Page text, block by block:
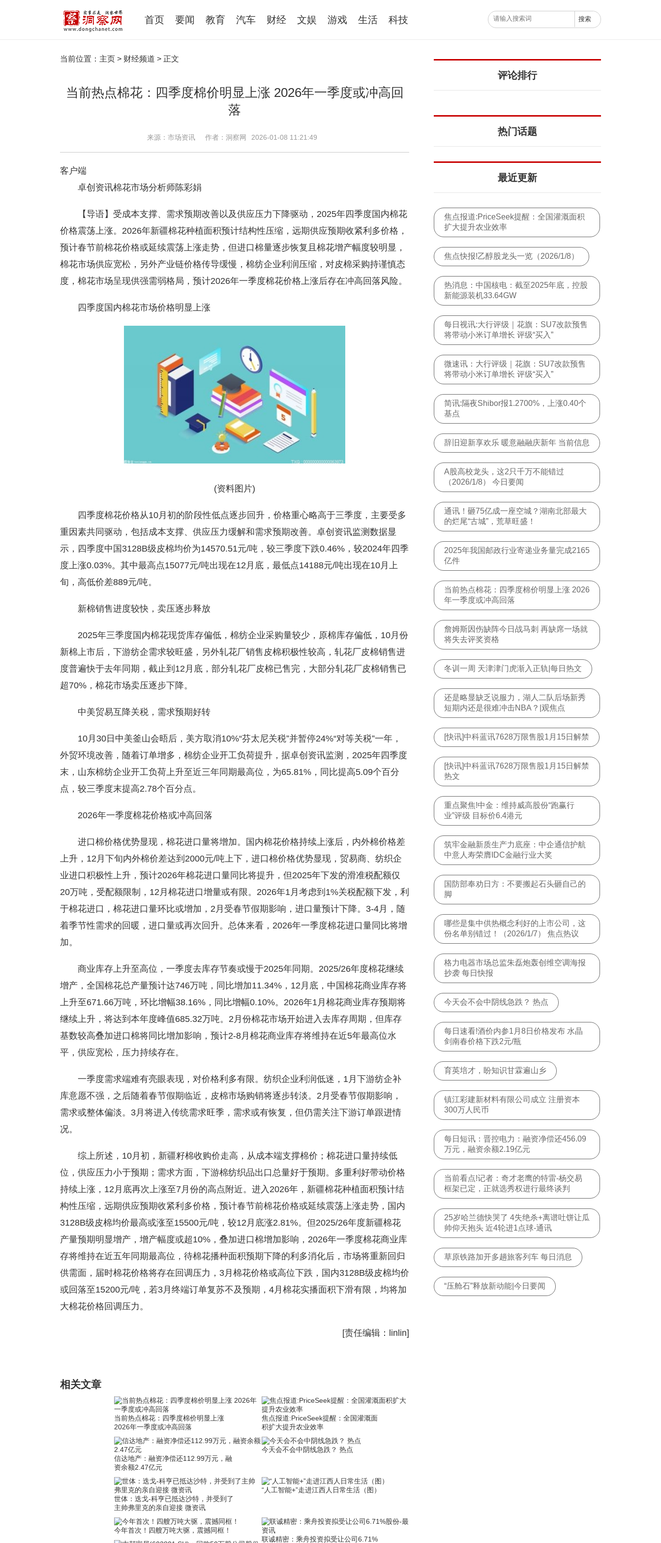
首页 要闻 教育 汽车 财经 文娱 游戏 生活 科技
当前位置： 主页 > 财经频道 > 正文
当前热点棉花：四季度棉价明显上涨 2026年一季度或冲高回
落
来源：市场资讯 作者：洞察网 2026-01-08 11:21:49
客户端
卓创资讯棉花市场分析师陈彩娟
【导语】受成本支撑、需求预期改善以及供应压力下降驱动，2025年四季度国内棉花
价格震荡上涨。2026年新疆棉花种植面积预计结构性压缩，远期供应预期收紧利多价格，
预计春节前棉花价格或延续震荡上涨走势，但进口棉量逐步恢复且棉花增产幅度较明显，
棉花市场供应宽松，另外产业链价格传导缓慢，棉纺企业利润压缩，对皮棉采购持谨慎态
度，棉花市场呈现供强需弱格局，预计2026年一季度棉花价格上涨后存在冲高回落风险。
四季度国内棉花市场价格明显上涨
(资料图片)
四季度棉花价格从10月初的阶段性低点逐步回升，价格重心略高于三季度，主要受多
重因素共同驱动，包括成本支撑、供应压力缓解和需求预期改善。卓创资讯监测数据显
示，四季度中国3128B级皮棉均价为14570.51元/吨，较三季度下跌0.46%，较2024年四季
度上涨0.03%。其中最高点15077元/吨出现在12月底，最低点14188元/吨出现在10月上
旬，高低价差889元/吨。
新棉销售进度较快，卖压逐步释放
2025年三季度国内棉花现货库存偏低，棉纺企业采购量较少，原棉库存偏低，10月份
新棉上市后，下游纺企需求较旺盛，另外轧花厂销售皮棉积极性较高，轧花厂皮棉销售进
度普遍快于去年同期，截止到12月底，部分轧花厂皮棉已售完，大部分轧花厂皮棉销售已
超70%，棉花市场卖压逐步下降。
中美贸易互降关税，需求预期好转
10月30日中美釜山会晤后，美方取消10%“芬太尼关税”并暂停24%“对等关税”一年，
外贸环境改善，随着订单增多，棉纺企业开工负荷提升，据卓创资讯监测，2025年四季度
末，山东棉纺企业开工负荷上升至近三年同期最高位，为65.81%，同比提高5.09个百分
点，较三季度末提高2.78个百分点。
2026年一季度棉花价格或冲高回落
进口棉价格优势显现，棉花进口量将增加。国内棉花价格持续上涨后，内外棉价格差
上升，12月下旬内外棉价差达到2000元/吨上下，进口棉价格优势显现，贸易商、纺织企
业进口积极性上升，预计2026年棉花进口量同比将提升，但2025年下发的滑准税配额仅
20万吨，受配额限制，12月棉花进口增量或有限。2026年1月考虑到1%关税配额下发，利
于棉花进口，棉花进口量环比或增加，2月受春节假期影响，进口量预计下降。3-4月，随
着季节性需求的回暖，进口量或再次回升。总体来看，2026年一季度棉花进口量同比将增
加。
商业库存上升至高位，一季度去库存节奏或慢于2025年同期。2025/26年度棉花继续
增产，全国棉花总产量预计达746万吨，同比增加11.34%，12月底，中国棉花商业库存将
上升至671.66万吨，环比增幅38.16%，同比增幅0.10%。2026年1月棉花商业库存预期将
继续上升，将达到本年度峰值685.32万吨。2月份棉花市场开始进入去库存周期，但库存
基数较高叠加进口棉将同比增加影响，预计2-8月棉花商业库存将维持在近5年最高位水
平，供应宽松，压力持续存在。
一季度需求端难有亮眼表现，对价格利多有限。纺织企业利润低迷，1月下游纺企补
库意愿不强，之后随着春节假期临近，皮棉市场购销将逐步转淡。2月受春节假期影响，
需求或整体偏淡。3月将进入传统需求旺季，需求或有恢复，但仍需关注下游订单跟进情
况。
综上所述，10月初，新疆籽棉收购价走高，从成本端支撑棉价；棉花进口量持续低
位，供应压力小于预期；需求方面，下游棉纺织品出口总量好于预期。多重利好带动价格
持续上涨，12月底再次上涨至7月份的高点附近。进入2026年，新疆棉花种植面积预计结
构性压缩，远期供应预期收紧利多价格，预计春节前棉花价格或延续震荡上涨走势，国内
3128B级皮棉均价最高或涨至15500元/吨，较12月底涨2.81%。但2025/26年度新疆棉花
产量预期明显增产，增产幅度或超10%，叠加进口棉增加影响，2026年一季度棉花商业库
存将维持在近五年同期最高位，待棉花播种面积预期下降的利多消化后，市场将重新回归
供需面，届时棉花价格将存在回调压力，3月棉花价格或高位下跌，国内3128B级皮棉均价
或回落至15200元/吨，若3月终端订单复苏不及预期，4月棉花实播面积下滑有限，均将加
大棉花价格回调压力。
[责任编辑：linlin]
相关文章
焦点报道:PriceSeek提醒：全国灌溉面
积扩大提升农业效率
当前热点棉花：四季度棉价明显上涨
2026年一季度或冲高回落
今天会不会中阴线急跌？ 热点
信达地产：融资净偿还112.99万元，融
资余额2.47亿元
“人工智能+”走进江西人日常生活（图）
世体：迭戈-科亨已抵达沙特，并受到了
主帅弗里克的亲自迎接 微资讯
联诚精密：乘舟投资拟受让公司6.71%
今年首次！四艘万吨大驱，震撼同框！
评论排行
热门话题
最近更新
焦点报道:PriceSeek提醒：全国灌溉面积
扩大提升农业效率
焦点快报!乙醇股龙头一览（2026/1/8）
热消息：中国核电：截至2025年底，控股
新能源装机33.64GW
每日视讯:大行评级｜花旗：SU7改款预售
将带动小米订单增长 评级“买入”
微速讯：大行评级｜花旗：SU7改款预售
将带动小米订单增长 评级“买入”
简讯:隔夜Shibor报1.2700%，上涨0.40个
基点
辞旧迎新享欢乐 暖意融融庆新年 当前信息
A股高校龙头，这2只千万不能错过
（2026/1/8） 今日要闻
通讯！砸75亿成一座空城？湖南北部最大
的烂尾“古城”，荒草旺盛！
2025年我国邮政行业寄递业务量完成2165
亿件
当前热点棉花：四季度棉价明显上涨 2026
年一季度或冲高回落
詹姆斯因伤缺阵今日战马刺 再缺席一场就
将失去评奖资格
冬训一周 天津津门虎渐入正轨|每日热文
还是略显缺乏说服力，湖人二队后场新秀
短期内还是很难冲击NBA？|观焦点
[快讯]中科蓝讯7628万限售股1月15日解禁
[快讯]中科蓝讯7628万限售股1月15日解禁
热文
重点聚焦!中金：维持威高股份“跑赢行
业”评级 目标价6.4港元
筑牢金融新质生产力底座：中企通信护航
中意人寿荣膺IDC金融行业大奖
国防部奉劝日方：不要搬起石头砸自己的
脚
哪些是集中供热概念利好的上市公司，这
份名单别错过！（2026/1/7） 焦点热议
格力电器市场总监朱磊炮轰创维空调海报
抄袭 每日快报
今天会不会中阴线急跌？ 热点
每日速看!酒价内参1月8日价格发布 水晶
剑南春价格下跌2元/瓶
育英培才，盼知识甘霖遍山乡
镇江彩建新材料有限公司成立 注册资本
300万人民币
每日短讯：晋控电力：融资净偿还456.09
万元，融资余额2.19亿元
当前看点!记者：奇才老鹰的特雷-杨交易
框架已定，正就选秀权进行最终谈判
25岁哈兰德快哭了 4失绝杀+离谱吐饼让瓜
帅仰天抱头 近4轮进1点球-通讯
草原铁路加开多趟旅客列车 每日消息
“压舱石”释放新动能|今日要闻